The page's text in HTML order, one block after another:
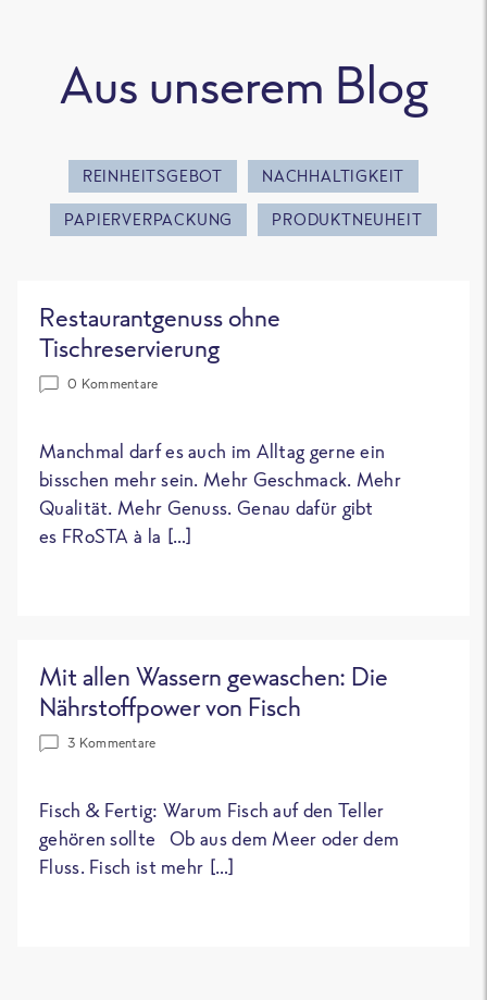
Aus unserem Blog
REINHEITSGEBOT NACHHALTIGKEIT
PAPIERVERPACKUNG PRODUKTNEUHEIT
Restaurantgenuss ohne
Tischreservierung
0 Kommentare
Manchmal darf es auch im Alltag gerne ein
bisschen mehr sein. Mehr Geschmack. Mehr
Qualität. Mehr Genuss. Genau dafür gibt
es FRoSTA à la […]
Mit allen Wassern gewaschen: Die
Nährstoffpower von Fisch
3 Kommentare
Fisch & Fertig: Warum Fisch auf den Teller
gehören sollte Ob aus dem Meer oder dem
Fluss. Fisch ist mehr […]